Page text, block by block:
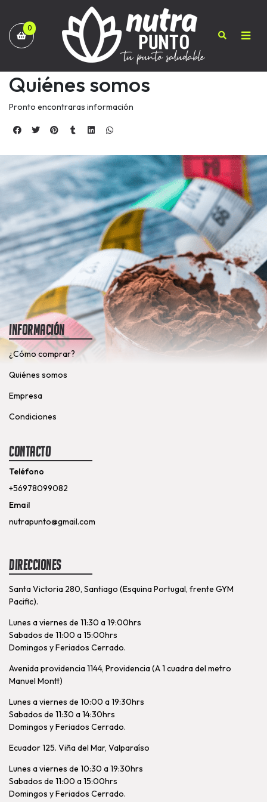
0
Quiénes somos
Pronto encontraras información
Información
¿Cómo comprar?
Quiénes somos
Empresa
Condiciones
Contacto
Teléfono
+56978099082
Email
nutrapunto@gmail.com
Direcciones
Santa Victoria 280, Santiago (Esquina Portugal, frente GYM
Pacific).
Lunes a viernes de 11:30 a 19:00hrs
Sabados de 11:00 a 15:00hrs
Domingos y Feriados Cerrado.
Avenida providencia 1144, Providencia (A 1 cuadra del metro
Manuel Montt)
Lunes a viernes de 10:00 a 19:30hrs
Sabados de 11:30 a 14:30hrs
Domingos y Feriados Cerrado.
Ecuador 125. Viña del Mar, Valparaíso
Lunes a viernes de 10:30 a 19:30hrs
Sabados de 11:00 a 15:00hrs
Domingos y Feriados Cerrado.